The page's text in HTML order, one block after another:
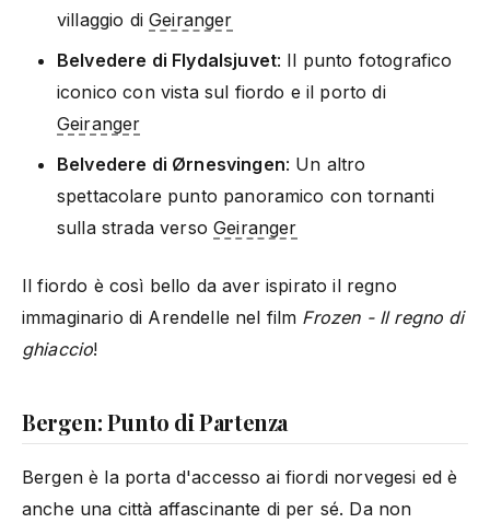
villaggio diGeiranger
Belvedere di Flydalsjuvet: Il punto fotografico
iconico con vista sul fiordo e il porto di
Geiranger
Belvedere di Ørnesvingen: Un altro
spettacolare punto panoramico con tornanti
sulla strada versoGeiranger
Il fiordo è così bello da aver ispirato il regno
immaginario di Arendelle nel film Frozen - Il regno di
ghiaccio!
Bergen: Punto di Partenza
Bergen è la porta d'accesso ai fiordi norvegesi ed è
anche una città affascinante di per sé. Da non